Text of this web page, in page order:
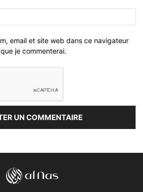
email et site web dans ce navigateur
je commenterai.